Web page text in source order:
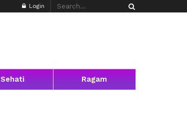
Login
Sehati Ragam